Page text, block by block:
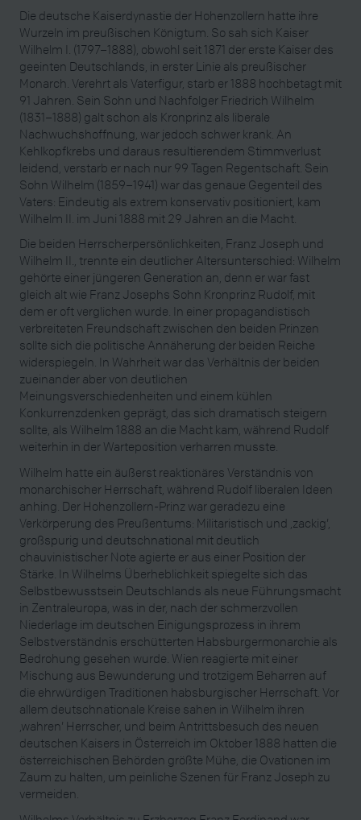
Die deutsche Kaiserdynastie der Hohenzollern hatte ihre
Wurzeln im preußischen Königtum. So sah sich Kaiser
Wilhelm I. (1797–1888), obwohl seit 1871 der erste Kaiser des
geeinten Deutschlands, in erster Linie als preußischer
Monarch. Verehrt als Vaterfigur, starb er 1888 hochbetagt mit
91 Jahren. Sein Sohn und Nachfolger Friedrich Wilhelm
(1831–1888) galt schon als Kronprinz als liberale
Nachwuchshoffnung, war jedoch schwer krank. An
Kehlkopfkrebs und daraus resultierendem Stimmverlust
leidend, verstarb er nach nur 99 Tagen Regentschaft. Sein
Sohn Wilhelm (1859–1941) war das genaue Gegenteil des
Vaters: Eindeutig als extrem konservativ positioniert, kam
Wilhelm II. im Juni 1888 mit 29 Jahren an die Macht.
Die beiden Herrscherpersönlichkeiten, Franz Joseph und
Wilhelm II., trennte ein deutlicher Altersunterschied: Wilhelm
gehörte einer jüngeren Generation an, denn er war fast
gleich alt wie Franz Josephs Sohn Kronprinz Rudolf, mit
dem er oft verglichen wurde. In einer propagandistisch
verbreiteten Freundschaft zwischen den beiden Prinzen
sollte sich die politische Annäherung der beiden Reiche
widerspiegeln. In Wahrheit war das Verhältnis der beiden
zueinander aber von deutlichen
Meinungsverschiedenheiten und einem kühlen
Konkurrenzdenken geprägt, das sich dramatisch steigern
sollte, als Wilhelm 1888 an die Macht kam, während Rudolf
weiterhin in der Warteposition verharren musste.
Wilhelm hatte ein äußerst reaktionäres Verständnis von
monarchischer Herrschaft, während Rudolf liberalen Ideen
anhing. Der Hohenzollern-Prinz war geradezu eine
Verkörperung des Preußentums: Militaristisch und ‚zackig’,
großspurig und deutschnational mit deutlich
chauvinistischer Note agierte er aus einer Position der
Stärke. In Wilhelms Überheblichkeit spiegelte sich das
Selbstbewusstsein Deutschlands als neue Führungsmacht
in Zentraleuropa, was in der, nach der schmerzvollen
Niederlage im deutschen Einigungsprozess in ihrem
Selbstverständnis erschütterten Habsburgermonarchie als
Bedrohung gesehen wurde. Wien reagierte mit einer
Mischung aus Bewunderung und trotzigem Beharren auf
die ehrwürdigen Traditionen habsburgischer Herrschaft. Vor
allem deutschnationale Kreise sahen in Wilhelm ihren
‚wahren’ Herrscher, und beim Antrittsbesuch des neuen
deutschen Kaisers in Österreich im Oktober 1888 hatten die
österreichischen Behörden größte Mühe, die Ovationen im
Zaum zu halten, um peinliche Szenen für Franz Joseph zu
vermeiden.